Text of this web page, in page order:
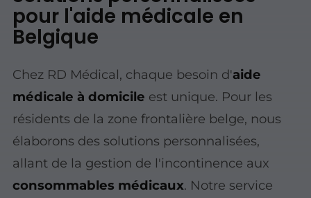
pour l'aide médicale en
Belgique
Chez RD Médical, chaque besoin d'aide
médicale à domicile est unique. Pour les
résidents de la zone frontalière belge, nous
élaborons des solutions personnalisées,
allant de la gestion de l'incontinence aux
consommables médicaux. Notre service